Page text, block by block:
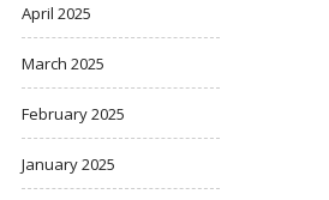
April 2025
March 2025
February 2025
January 2025